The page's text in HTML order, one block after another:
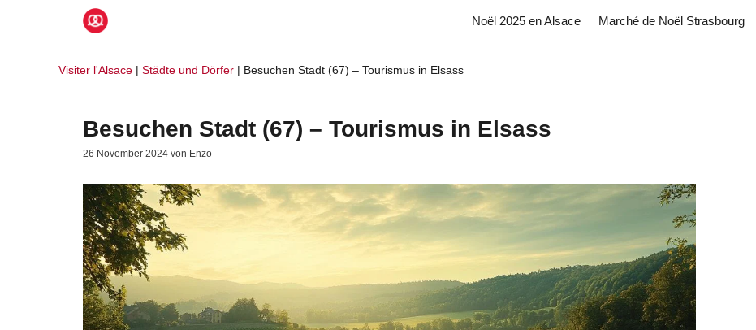
Noël 2025 en Alsace Marché de Noël Strasbourg
Visiter l'Alsace | Städte und Dörfer | Besuchen Stadt (67) – Tourismus in Elsass
Besuchen Stadt (67) – Tourismus in Elsass
26 November 2024 von Enzo